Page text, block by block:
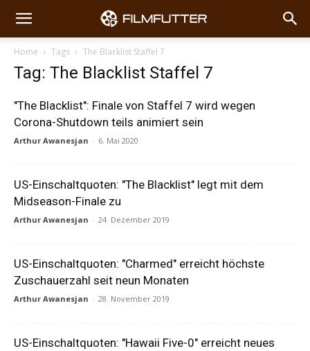
Home Tags The Blacklist Staffel 7
Tag: The Blacklist Staffel 7
"The Blacklist": Finale von Staffel 7 wird wegen
Corona-Shutdown teils animiert sein
Arthur Awanesjan - 6. Mai 2020
US-Einschaltquoten: "The Blacklist" legt mit dem
Midseason-Finale zu
Arthur Awanesjan - 24. Dezember 2019
US-Einschaltquoten: "Charmed" erreicht höchste
Zuschauerzahl seit neun Monaten
Arthur Awanesjan - 28. November 2019
US-Einschaltquoten: "Hawaii Five-0" erreicht neues